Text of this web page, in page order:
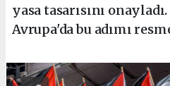
yasa tasarısını
Avrupa'da bu adımı